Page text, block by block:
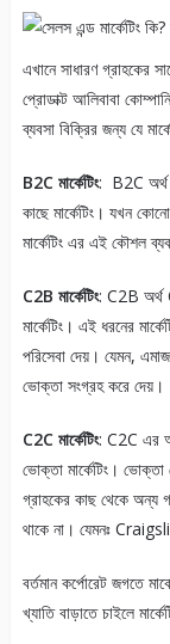
এখানে সাধারণ গ্রাহকের
প্রোডাক্ট আলিবাবা
ব্যবসা বিক্রির জন্য যে
B2C মার্কেটিং: B2C অর্থ
কাছে মার্কেটিং। যখন
মার্কেটিং এর এই কৌশল
C2B মার্কেটিং: C2B অর্থ
মার্কেটিং। এই ধরনের
পরিসেবা দেয়। যেমন,
ভোক্তা সংগ্রহ করে দেয়।
C2C মার্কেটিং: C2C এর
ভোক্তা মার্কেটিং।
গ্রাহকের কাছ থেকে অন্য
থাকে না। যেমনঃ
বর্তমান কর্পোরেট জগতে
খ্যাতি বাড়াতে চাইলে